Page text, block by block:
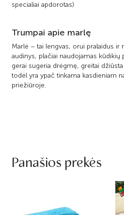
specialiai apdorotas)
Trumpai apie marlę
Marlė – tai lengvas, orui pralaidus ir
audinys, plačiai naudojamas
gerai sugeria drėgmę, greitai
todėl yra ypač tinkama kasdieniam
priežiūroje.
Panašios prekės